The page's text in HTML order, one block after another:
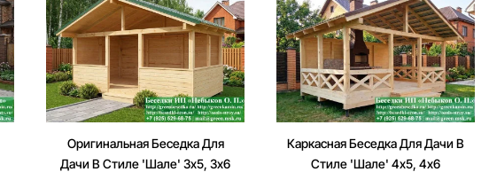
Оригинальная Беседка Для
Дачи В Стиле 'Шале' 3х5, 3х6
Каркасная Беседка Для Дачи В
Стиле 'Шале' 4х5, 4х6